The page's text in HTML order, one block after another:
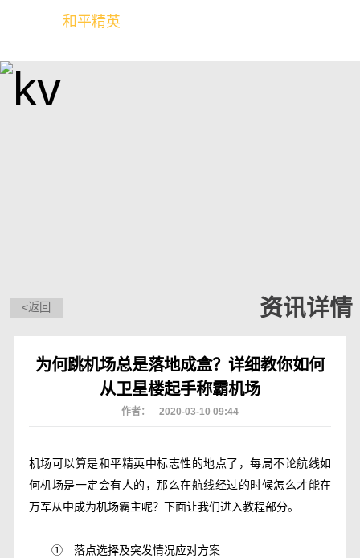
和平精英
<返回 资讯详情
为何跳机场总是落地成盒？详细教你如何
从卫星楼起手称霸机场
作者： 2020-03-10 09:44
机场可以算是和平精英中标志性的地点了，每局不论航线如
何机场是一定会有人的，那么在航线经过的时候怎么才能在
万军从中成为机场霸主呢？下面让我们进入教程部分。
① 落点选择及突发情况应对方案